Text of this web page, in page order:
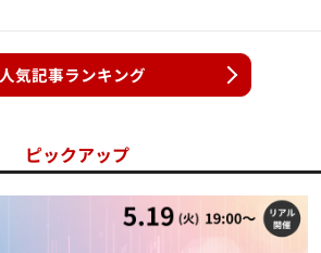
人気記事ランキング
ピックアップ